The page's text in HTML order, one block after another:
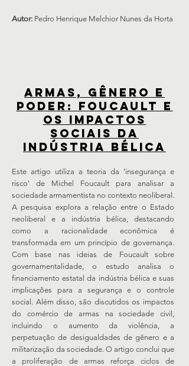
Autor: Pedro Henrique Melchior Nunes da Horta
ARMAS, GÊNERO E
PODER: Foucault e
os Impactos
Sociais da
Indústria Bélica
Este artigo utiliza a teoria da 'insegurança e
risco' de Michel Foucault para analisar a
sociedade armamentista no contexto neoliberal.
A pesquisa explora a relação entre o Estado
neoliberal e a indústria bélica, destacando
como a racionalidade econômica é
transformada em um princípio de governança.
Com base nas ideias de Foucault sobre
governamentalidade, o estudo analisa o
financiamento estatal da indústria bélica e suas
implicações para a segurança e o controle
social. Além disso, são discutidos os impactos
do comércio de armas na sociedade civil,
incluindo o aumento da violência, a
perpetuação de desigualdades de gênero e a
militarização da sociedade. O artigo conclui que
a proliferação de armas reforça ciclos de